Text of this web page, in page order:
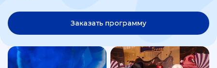
Заказать программу